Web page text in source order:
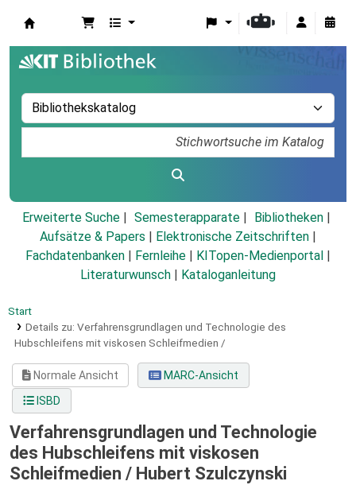
Erweiterte Suche Semesterapparate
Bibliotheken
Aufsätze & Papers
Elektronische Zeitschriften
Fachdatenbanken
Fernleihe KITopen-Medienportal
Literaturwunsch
Kataloganleitung
Start
Details zu: Verfahrensgrundlagen und Technologie des
Hubschleifens mit viskosen Schleifmedien /
Normale Ansicht
MARC-Ansicht
ISBD
Verfahrensgrundlagen und Technologie
des Hubschleifens mit viskosen
Schleifmedien / Hubert Szulczynski